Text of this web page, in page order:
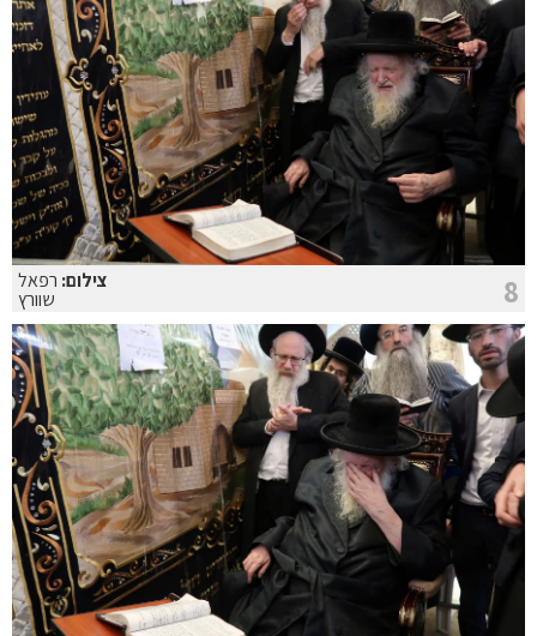
8 צילום: רפאל
שוורץ